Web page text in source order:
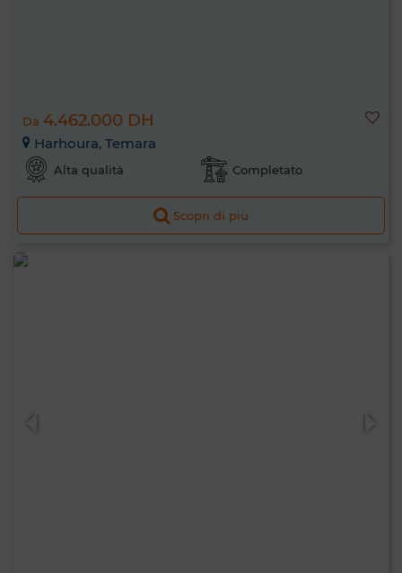
Da 4.462.000 DH
Harhoura, Temara
Alta qualità Completato
Scopri di più